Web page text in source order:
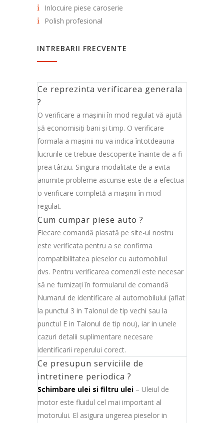
Inlocuire piese caroserie
Polish profesional
INTREBARII FRECVENTE
Ce reprezinta verificarea generala
?
O verificare a maşinii în mod regulat vă ajută
să economisiţi bani şi timp. O verificare
formala a maşinii nu va indica întotdeauna
lucrurile ce trebuie descoperite înainte de a fi
prea târziu. Singura modalitate de a evita
anumite probleme ascunse este de a efectua
o verificare completă a maşinii în mod
regulat.
Cum cumpar piese auto ?
Fiecare comandă plasată pe site-ul nostru
este verificata pentru a se confirma
compatibilitatea pieselor cu automobilul
dvs. Pentru verificarea comenzii este necesar
să ne furnizaţi în formularul de comandă
Numarul de identificare al automobilului (aflat
la punctul 3 in Talonul de tip vechi sau la
punctul E in Talonul de tip nou), iar in unele
cazuri detalii suplimentare necesare
identificarii reperului corect.
Ce presupun serviciile de
intretinere periodica ?
Schimbare ulei si filtru ulei – Uleiul de
motor este fluidul cel mai important al
motorului. El asigura ungerea pieselor in